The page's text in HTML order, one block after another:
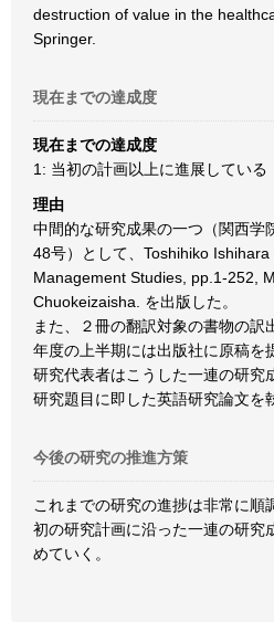
destruction of value in the
Springer.
現在までの達成度
現在までの達成度
1: 当初の計画以上に進展している
理由
中間的な研究成果の一つ（関西学
48号）として、Toshihiko
Management Studies, pp.1-252,
Chuokeizaisha. を出版した。
また、２冊の翻訳対象の書物の訳
年度の上半期には出版社に原稿を
研究代表者はこうした一連の研究
研究題目に即した英語研究論文を
今後の研究の推進方策
これまでの研究の進捗は非常に順
初の研究計画に沿った一連の研究
めていく。